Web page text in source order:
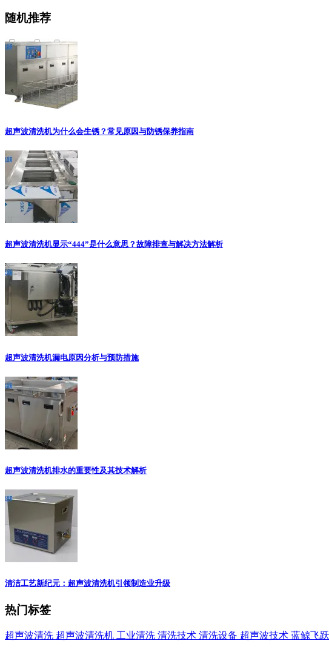
随机推荐
超声波清洗机为什么会生锈？常见原因与防锈保养指南
超声波清洗机显示“444”是什么意思？故障排查与解决方法解析
超声波清洗机漏电原因分析与预防措施
超声波清洗机排水的重要性及其技术解析
清洁工艺新纪元：超声波清洗机引领制造业升级
热门标签
超声波清洗 超声波清洗机 工业清洗 清洗技术 清洗设备 超声波技术 蓝鲸飞跃